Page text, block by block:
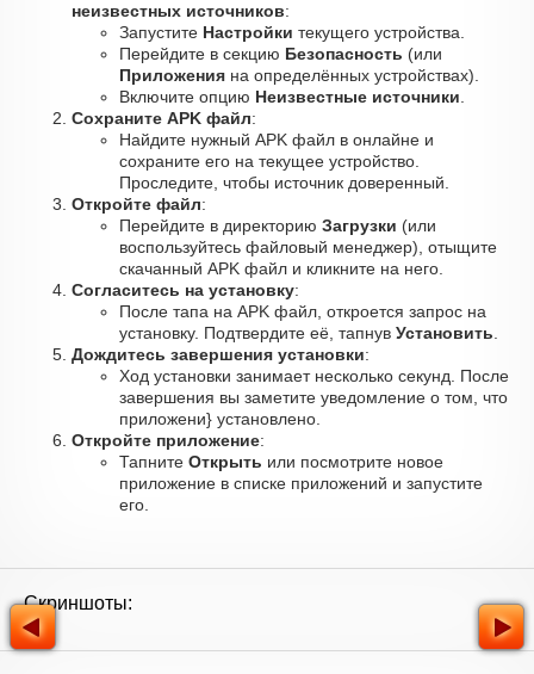
неизвестных источников:
Запустите Настройки текущего устройства.
Перейдите в секцию Безопасность (или
Приложения на определённых устройствах).
Включите опцию Неизвестные источники
Сохраните APK файл:
Найдите нужный APK файл в онлайне и
сохраните его на текущее устройство.
Проследите, чтобы источник доверенный.
Откройте файл:
Перейдите в директорию Загрузки (или
воспользуйтесь файловый менеджер), отыщите
скачанный APK файл и кликните на него.
Согласитесь на установку:
После тапа на APK файл, откроется запрос на
установку. Подтвердите её, тапнув Установить
Дождитесь завершения установки:
Ход установки занимает несколько секунд. После
завершения вы заметите уведомление о том, что
приложени} установлено.
Откройте приложение:
Тапните Открыть или посмотрите новое
приложение в списке приложений и запустите
его.
Скриншоты: